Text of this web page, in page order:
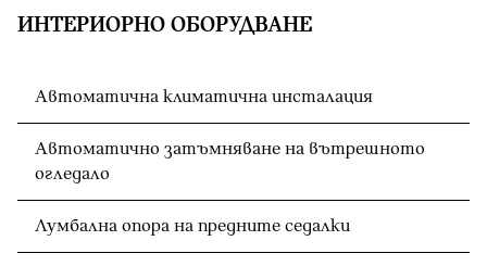
ИНТЕРИОРНО ОБОРУДВАНЕ
Автоматична климатична инсталация
Автоматично затъмняване на вътрешното
огледало
Лумбална опора на предните седалки